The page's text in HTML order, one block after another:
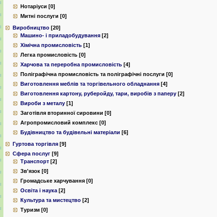
Нотаріуси [0]
Митні послуги [0]
Виробництво [20]
Машино- і приладобудування [2]
Хімічна промисловість [1]
Легка промисловість [0]
Харчова та переробна промисловість [4]
Поліграфічна промисловість та поліграфічні послуги [0]
Виготовлення меблів та торгівельного обладнання [4]
Виготовлення картону, руберойду, тари, виробів з паперу [2]
Вироби з металу [1]
Заготівля вторинної сировини [0]
Агропромисловий комплекс [0]
Будівництво та будівельні матеріали [6]
Гуртова торгівля [9]
Сфера послуг [9]
Транспорт [2]
Зв'язок [0]
Громадське харчування [0]
Освіта і наука [2]
Культура та мистецтво [2]
Туризм [0]